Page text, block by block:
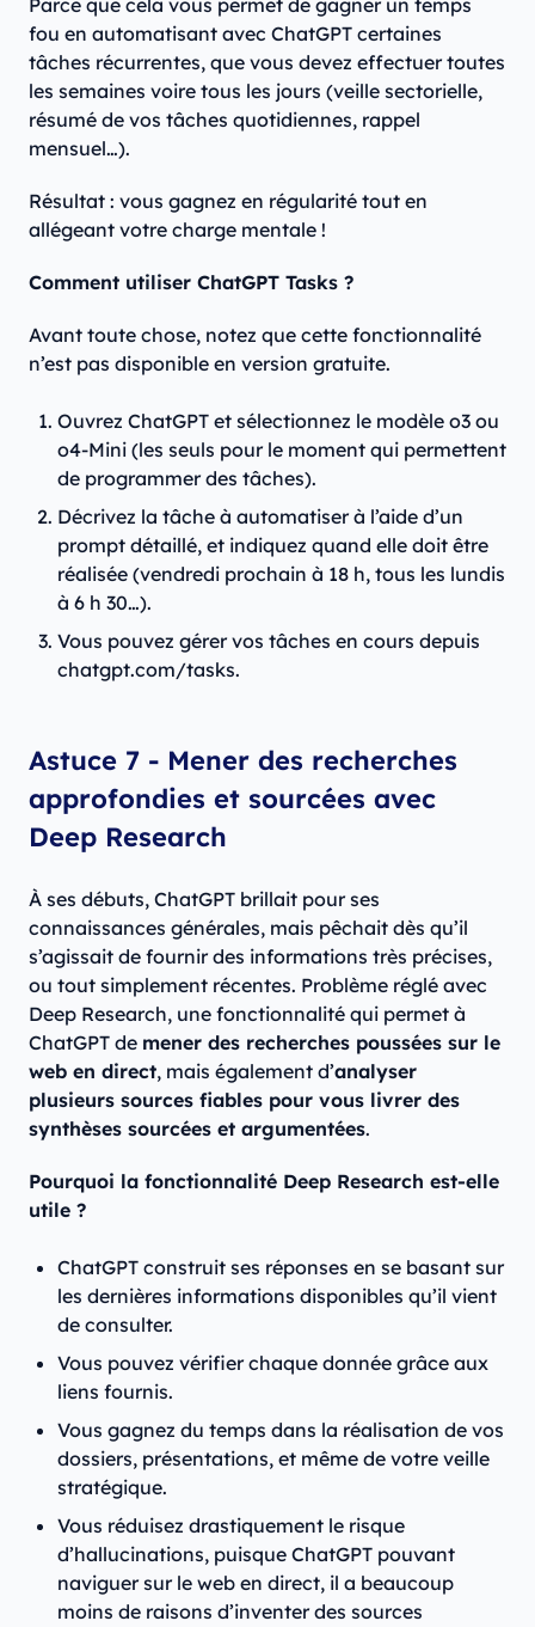
Parce que cela vous permet de gagner un temps
fou en automatisant avec ChatGPT certaines
tâches récurrentes, que vous devez effectuer toutes
les semaines voire tous les jours (veille sectorielle,
résumé de vos tâches quotidiennes, rappel
mensuel…).
Résultat : vous gagnez en régularité tout en
allégeant votre charge mentale !
Comment utiliser ChatGPT Tasks ?
Avant toute chose, notez que cette fonctionnalité
n’est pas disponible en version gratuite.
Ouvrez ChatGPT et sélectionnez le modèle o3 ou
o4-Mini (les seuls pour le moment qui permettent
de programmer des tâches).
Décrivez la tâche à automatiser à l’aide d’un
prompt détaillé, et indiquez quand elle doit être
réalisée (vendredi prochain à 18 h, tous les lundis
à 6 h 30…).
Vous pouvez gérer vos tâches en cours depuis
chatgpt.com/tasks.
Astuce 7 - Mener des recherches
approfondies et sourcées avec
Deep Research
À ses débuts, ChatGPT brillait pour ses
connaissances générales, mais pêchait dès qu’il
s’agissait de fournir des informations très précises,
ou tout simplement récentes. Problème réglé avec
Deep Research, une fonctionnalité qui permet à
ChatGPT de mener des recherches poussées sur le
web en direct, mais également d’analyser
plusieurs sources fiables pour vous livrer des
synthèses sourcées et argumentées.
Pourquoi la fonctionnalité Deep Research est-elle
utile ?
ChatGPT construit ses réponses en se basant sur
les dernières informations disponibles qu’il vient
de consulter.
Vous pouvez vérifier chaque donnée grâce aux
liens fournis.
Vous gagnez du temps dans la réalisation de vos
dossiers, présentations, et même de votre veille
stratégique.
Vous réduisez drastiquement le risque
d’hallucinations, puisque ChatGPT pouvant
naviguer sur le web en direct, il a beaucoup
moins de raisons d’inventer des sources